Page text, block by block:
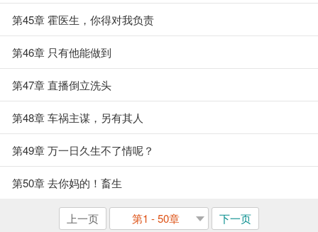
第45章 霍医生，你得对我负责
第46章 只有他能做到
第47章 直播倒立洗头
第48章 车祸主谋，另有其人
第49章 万一日久生不了情呢？
第50章 去你妈的！畜生
上一页 第1 - 50章 下一页